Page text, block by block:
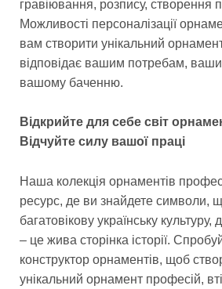
гравіювання, розпису, створення
Можливості персоналізації
вам створити унікальний
відповідає вашим потребам,
вашому баченню.
Відкрийте для себе світ
Відчуйте силу вашої праці
Наша колекція орнаментів
ресурс, де ви знайдете символи,
багатовікову українську
– це жива сторінка історії.
конструктор орнаментів, щоб
унікальний орнамент професій,